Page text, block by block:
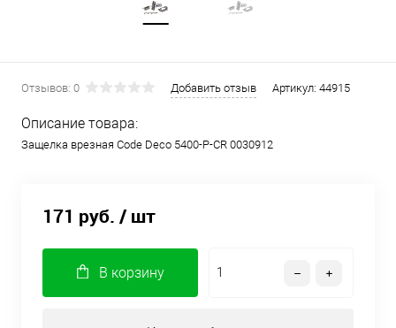
Отзывов: 0 Добавить отзыв Артикул: 44915
Описание товара:
Защелка врезная Code Deco 5400-P-CR 0030912
171 руб. / шт
В корзину